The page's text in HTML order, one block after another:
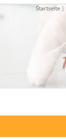
Startseite |